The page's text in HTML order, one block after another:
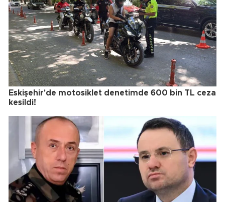
Eskişehir'de motosiklet denetimde 600 bin TL ceza
kesildi!